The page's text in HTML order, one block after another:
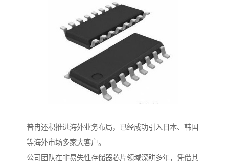
普冉还积推进海外业务布局，已经成功引入日本、韩国
等海外市场多家大客户。
公司团队在非易失性存储器芯片领域深耕多年，凭借其